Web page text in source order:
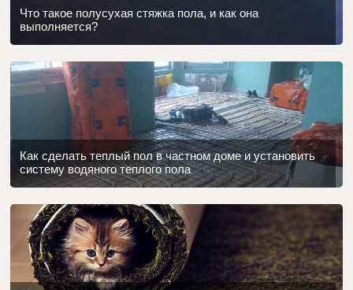
Что такое полусухая стяжка пола, и как она
выполняется?
Как сделать теплый пол в частном доме и установить
систему водяного теплого пола